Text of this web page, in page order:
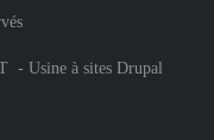
- Usine à sites Drupal